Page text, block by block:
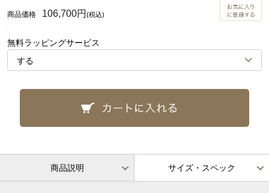
106,700円 (税込)
無料ラッピングサービス
商品説明 サイズ・スペック